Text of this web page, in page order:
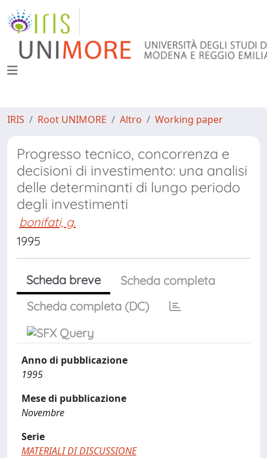
IRIS Root UNIMORE Altro Working paper
Progresso tecnico, concorrenza e
decisioni di investimento: una analisi
delle determinanti di lungo periodo
degli investimenti
bonifati, g.
1995
Scheda breve
Scheda completa
Scheda completa (DC)
Anno di pubblicazione
1995
Mese di pubblicazione
Novembre
Serie
MATERIALI DI DISCUSSIONE